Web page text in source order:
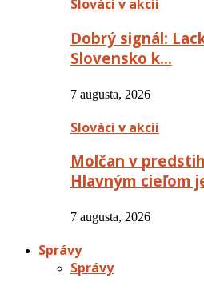
Slováci v akcii
Dobrý signál:
Slovensko k…
7 augusta, 2026
Slováci v akcii
Molčan v
Hlavným cieľom
7 augusta, 2026
Správy
Správy